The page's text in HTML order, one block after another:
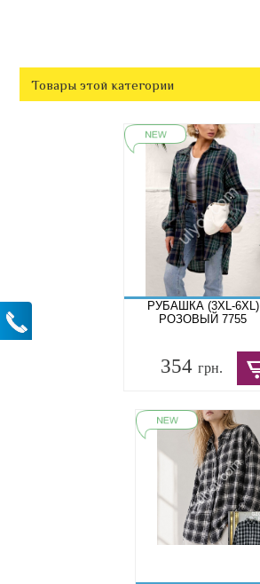
Товары этой категории
РУБАШКА (3XL-6XL)
РОЗОВЫЙ 7755
354 грн.